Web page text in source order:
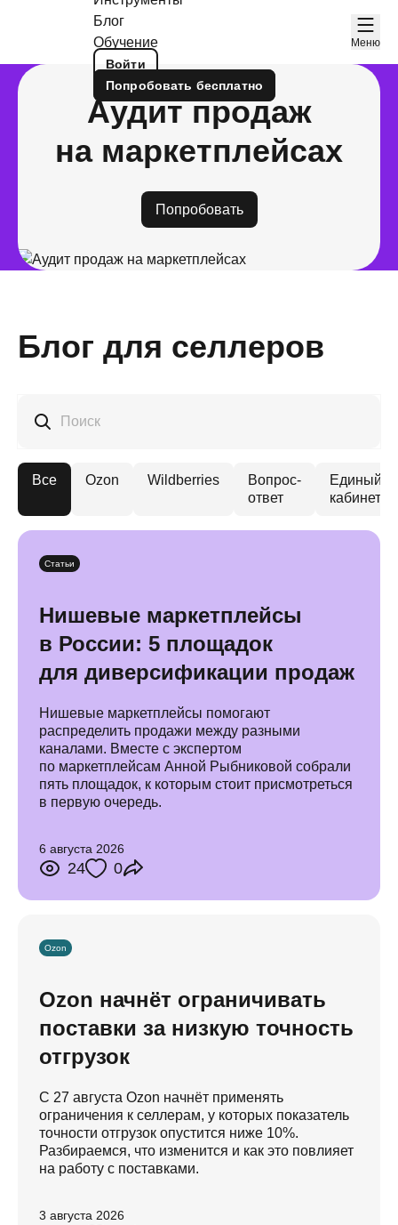
Блог
Обучение
Войти
Попробовать бесплатно
Меню
Аудит продаж
на маркетплейсах
Попробовать
Блог для селлеров
Поиск
Все Ozon Wildberries
Вопрос-
ответ
Единый
кабинет
Статьи
Нишевые маркетплейсы
в России: 5 площадок
для диверсификации продаж
Нишевые маркетплейсы помогают
распределить продажи между разными
каналами. Вместе с экспертом
по маркетплейсам Анной Рыбниковой собрали
пять площадок, к которым стоит присмотреться
в первую очередь.
6 августа 2026
24 0
Ozon
Ozon начнёт ограничивать
поставки за низкую точность
отгрузок
С 27 августа Ozon начнёт применять
ограничения к селлерам, у которых показатель
точности отгрузок опустится ниже 10%.
Разбираемся, что изменится и как это повлияет
на работу с поставками.
3 августа 2026